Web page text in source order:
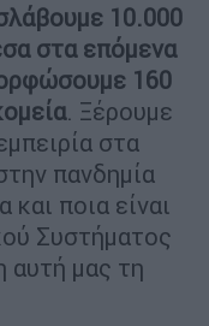
10.000
στα επόμενα
160
. Ξέρουμε
στα
πανδημία
και ποια είναι
Συστήματος
αυτή μας τη